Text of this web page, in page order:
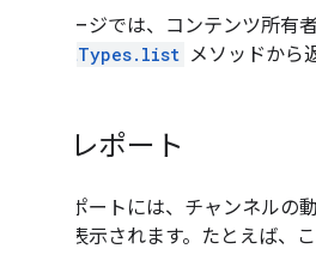
このページでは、コンテンツ所有
reportTypes.list メソッドから
動画レポート
動画レポートには、チャンネル
情報が表示されます。たとえば、